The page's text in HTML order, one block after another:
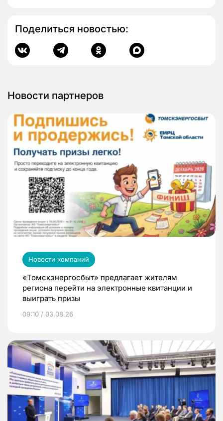
Поделиться новостью:
Новости партнеров
Новости компаний
«Томскэнергосбыт» предлагает жителям
региона перейти на электронные квитанции и
выиграть призы
09:10 / 03.08.26